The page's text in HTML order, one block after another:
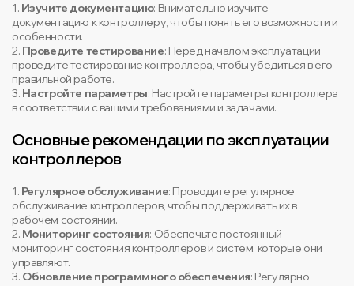
1. Изучите документацию: Внимательно изучите
документацию к контроллеру, чтобы понять его возможности и
особенности.
2. Проведите тестирование: Перед началом эксплуатации
проведите тестирование контроллера, чтобы убедиться в его
правильной работе.
3. Настройте параметры: Настройте параметры контроллера
в соответствии с вашими требованиями и задачами.
Основные рекомендации по эксплуатации
контроллеров
1. Регулярное обслуживание: Проводите регулярное
обслуживание контроллеров, чтобы поддерживать их в
рабочем состоянии.
2. Мониторинг состояния: Обеспечьте постоянный
мониторинг состояния контроллеров и систем, которые они
управляют.
3. Обновление программного обеспечения: Регулярно